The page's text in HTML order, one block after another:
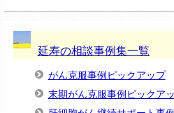
延寿の相談事例集一覧
がん克服事例ピックアップ
末期がん克服事例ピックア